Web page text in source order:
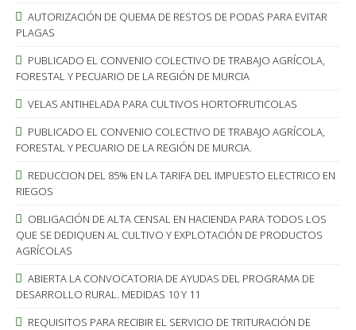
AUTORIZACIÓN DE QUEMA DE RESTOS DE PODAS PARA EVITAR
PLAGAS
PUBLICADO EL CONVENIO COLECTIVO DE TRABAJO AGRÍCOLA,
FORESTAL Y PECUARIO DE LA REGIÓN DE MURCIA
VELAS ANTIHELADA PARA CULTIVOS HORTOFRUTICOLAS
PUBLICADO EL CONVENIO COLECTIVO DE TRABAJO AGRÍCOLA,
FORESTAL Y PECUARIO DE LA REGIÓN DE MURCIA.
REDUCCION DEL 85% EN LA TARIFA DEL IMPUESTO ELECTRICO EN
RIEGOS
OBLIGACIÓN DE ALTA CENSAL EN HACIENDA PARA TODOS LOS
QUE SE DEDIQUEN AL CULTIVO Y EXPLOTACIÓN DE PRODUCTOS
AGRÍCOLAS
ABIERTA LA CONVOCATORIA DE AYUDAS DEL PROGRAMA DE
DESARROLLO RURAL. MEDIDAS 10 Y 11
REQUISITOS PARA RECIBIR EL SERVICIO DE TRITURACIÓN DE